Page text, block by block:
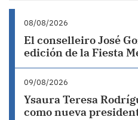
08/08/2026
El conselleiro José
edición de la Fiesta
09/08/2026
Ysaura Teresa
como nueva